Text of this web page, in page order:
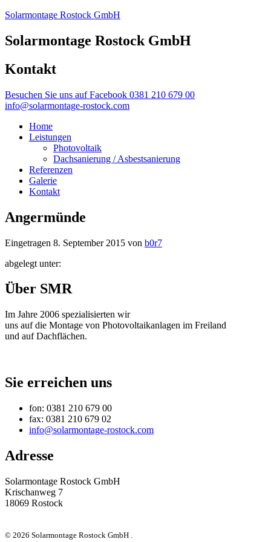
Solarmontage Rostock GmbH
Solarmontage Rostock GmbH
Kontakt
Besuchen Sie uns auf Facebook 0381 210 679 00
info@solarmontage-rostock.com
Home
Leistungen
Photovoltaik
Dachsanierung / Asbestsanierung
Referenzen
Galerie
Kontakt
Angermünde
Eingetragen 8. September 2015 von b0r7
abgelegt unter:
Über SMR
Im Jahre 2006 spezialisierten wir
uns auf die Montage von Photovoltaikanlagen im Freiland
und auf Dachflächen.
Sie erreichen uns
fon: 0381 210 679 00
fax: 0381 210 679 02
info@solarmontage-rostock.com
Adresse
Solarmontage Rostock GmbH
Krischanweg 7
18069 Rostock
© 2026 Solarmontage Rostock GmbH .